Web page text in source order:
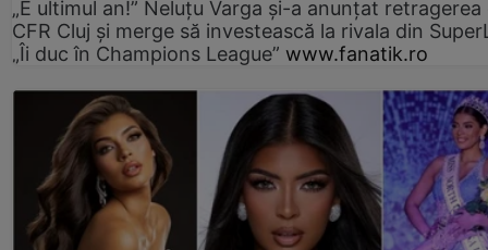
„E ultimul an!” Neluțu Varga și-a anunțat retragerea
CFR Cluj și merge să investească la rivala din
„Îi duc în Champions League” www.fanatik.ro